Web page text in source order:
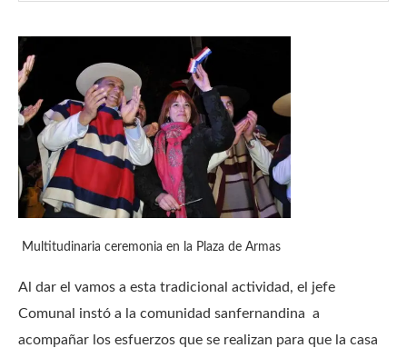
Multitudinaria ceremonia en la Plaza de Armas
Al dar el vamos a esta tradicional actividad, el jefe
Comunal instó a la comunidad sanfernandina a
acompañar los esfuerzos que se realizan para que la casa